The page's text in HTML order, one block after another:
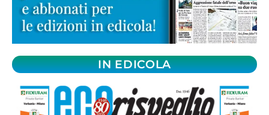
IN EDICOLA